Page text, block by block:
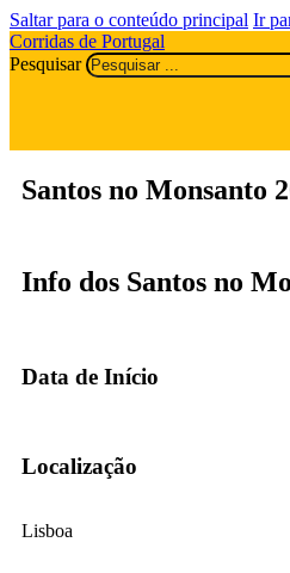
Saltar para o conteúdo principal Ir
Corridas de Portugal
Pesquisar
Santos no Monsanto
Info dos Santos no
Data de Início
Localização
Lisboa